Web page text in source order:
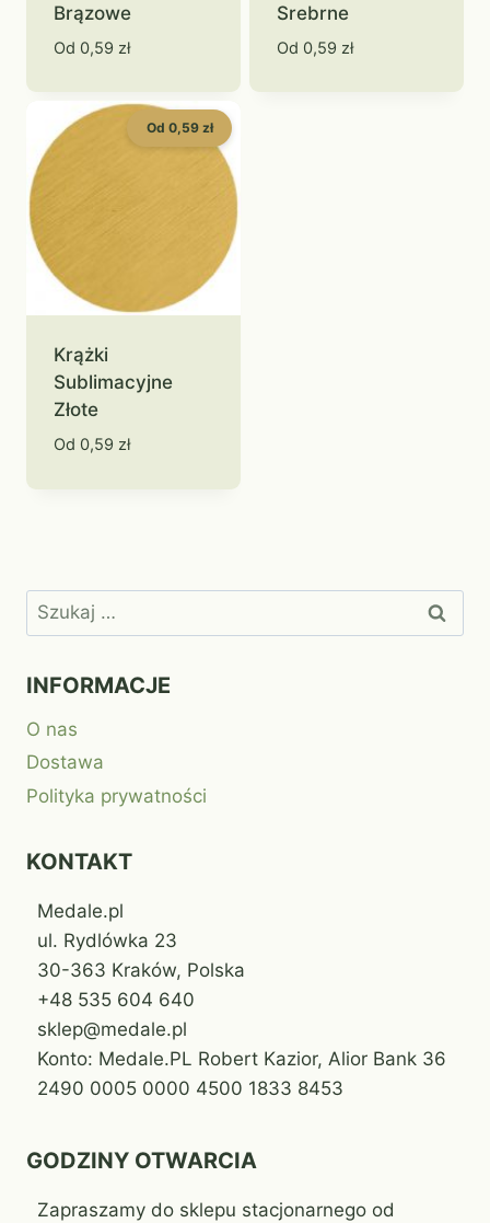
Brązowe
Od 0,59 zł
Srebrne
Od 0,59 zł
Od 0,59 zł
Krążki
Sublimacyjne
Złote
Od 0,59 zł
Szukaj:
INFORMACJE
O nas
Dostawa
Polityka prywatności
KONTAKT
Medale.pl
ul. Rydlówka 23
30-363 Kraków, Polska
+48 535 604 640
sklep@medale.pl
Konto: Medale.PL Robert Kazior, Alior Bank 36
2490 0005 0000 4500 1833 8453
GODZINY OTWARCIA
Zapraszamy do sklepu stacjonarnego od